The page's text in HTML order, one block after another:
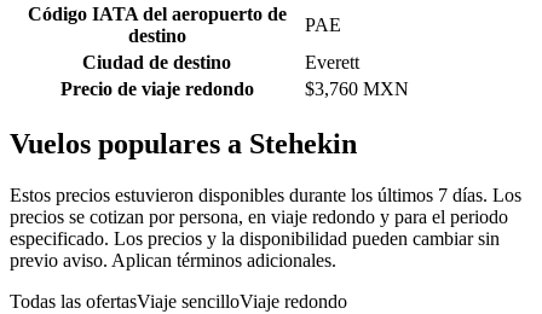
Código IATA del aeropuerto de
destino
PAE
Ciudad de destino
Everett
Precio de viaje redondo
$3,760 MXN
Vuelos populares a Stehekin
Estos precios estuvieron disponibles durante los últimos 7 días. Los
precios se cotizan por persona, en viaje redondo y para el periodo
especificado. Los precios y la disponibilidad pueden cambiar sin
previo aviso. Aplican términos adicionales.
Todas las ofertasViaje sencilloViaje redondo